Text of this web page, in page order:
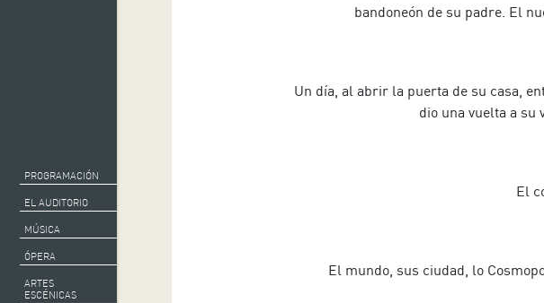
PROGRAMACIÓN
EL AUDITORIO
MÚSICA
ÓPERA
ARTES
ESCÉNICAS
bandoneón de su padre. El
Un día, al abrir la puerta de su casa,
dio una vuelta a su
El
El mundo, sus ciudad, lo